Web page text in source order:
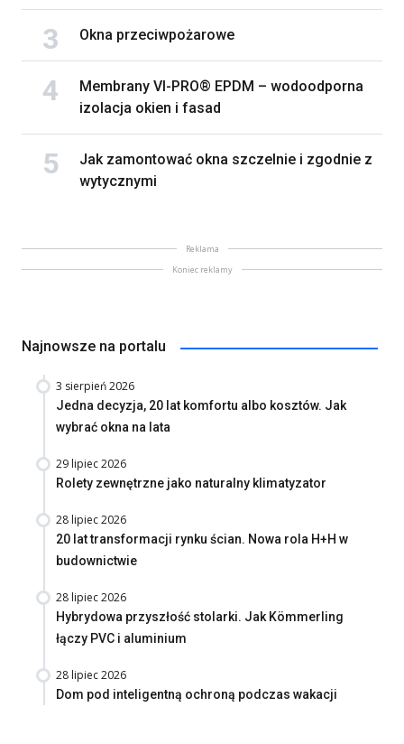
Okna przeciwpożarowe
Membrany VI-PRO® EPDM – wodoodporna
izolacja okien i fasad
Jak zamontować okna szczelnie i zgodnie z
wytycznymi
Reklama
Koniec reklamy
Najnowsze na portalu
3 sierpień 2026
Jedna decyzja, 20 lat komfortu albo kosztów. Jak
wybrać okna na lata
29 lipiec 2026
Rolety zewnętrzne jako naturalny klimatyzator
28 lipiec 2026
20 lat transformacji rynku ścian. Nowa rola H+H w
budownictwie
28 lipiec 2026
Hybrydowa przyszłość stolarki. Jak Kömmerling
łączy PVC i aluminium
28 lipiec 2026
Dom pod inteligentną ochroną podczas wakacji